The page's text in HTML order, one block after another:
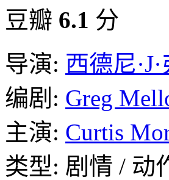
豆瓣 6.1 分
导演: 西德尼
编剧: Greg
主演: Curtis
类型: 剧情 / 动